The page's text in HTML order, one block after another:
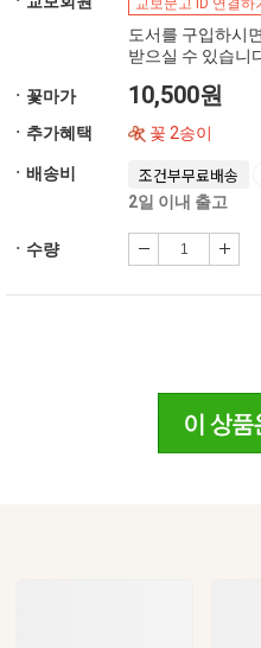
교보문고 ID 연결하
도서를 구입하시
받으실 수 있습니
ㆍ꽃마가 10,500원
ㆍ추가혜택 꽃 2송이
ㆍ배송비 조건부무료배송
2일 이내 출고
ㆍ수량